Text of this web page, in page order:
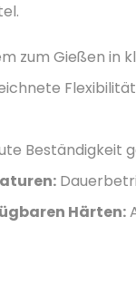
zum Gießen in
Beständigkeit
Härten: